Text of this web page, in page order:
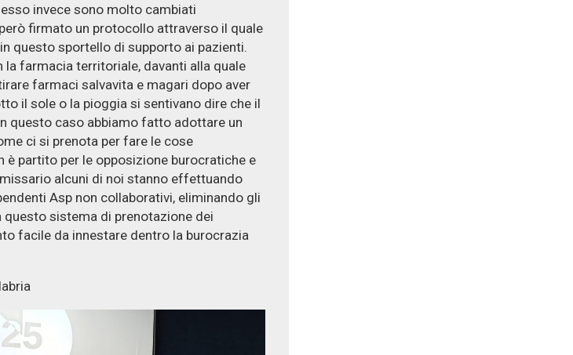
invece sono molto cambiati
firmato un protocollo attraverso il quale
questo sportello di supporto ai pazienti.
farmacia territoriale, davanti alla quale
farmaci salvavita e magari dopo aver
il sole o la pioggia si sentivano dire che il
questo caso abbiamo fatto adottare un
ci si prenota per fare le cose
è partito per le opposizione burocratiche e
alcuni di noi stanno effettuando
Asp non collaborativi, eliminando gli
sistema di prenotazione dei
facile da innestare dentro la burocrazia